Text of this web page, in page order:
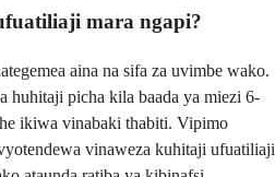
mara ngapi?
aina na sifa za uvimbe wako.
huhitaji picha kila baada ya miezi 6-
ikiwa vinabaki thabiti. Vipimo
vinaweza kuhitaji ufuatiliaji